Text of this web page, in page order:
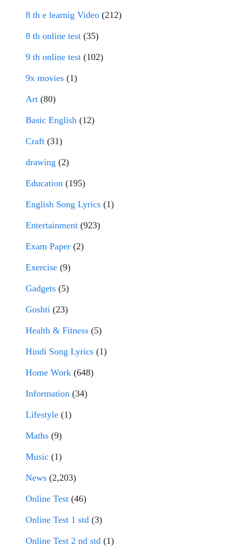
8 th e learnig Video (212)
8 th online test (35)
9 th online test (102)
9x movies (1)
Art (80)
Basic English (12)
Craft (31)
drawing (2)
Education (195)
English Song Lyrics (1)
Entertainment (923)
Exam Paper (2)
Exercise (9)
Gadgets (5)
Goshti (23)
Health & Fitness (5)
Hindi Song Lyrics (1)
Home Work (648)
Information (34)
Lifestyle (1)
Maths (9)
Music (1)
News (2,203)
Online Test (46)
Online Test 1 std (3)
Online Test 2 nd std (1)